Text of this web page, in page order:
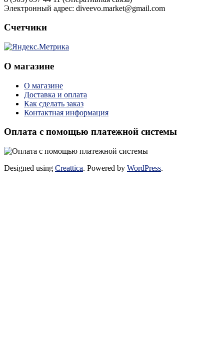
Электронный адрес: diveevo.market@gmail.com
Счетчики
О магазине
О магазине
Доставка и оплата
Как сделать заказ
Контактная информация
Оплата с помощью платежной системы
Designed using Creattica. Powered by WordPress.